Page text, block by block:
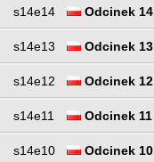
s14e14 Odcinek 14
s14e13 Odcinek 13
s14e12 Odcinek 12
s14e11 Odcinek 11
s14e10 Odcinek 10